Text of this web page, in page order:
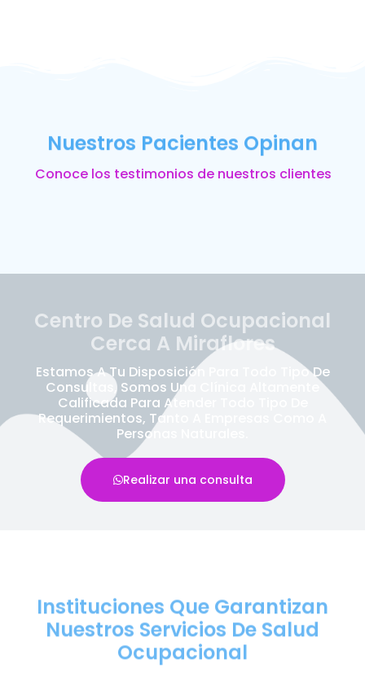
Nuestros Pacientes Opinan
Conoce los testimonios de nuestros clientes
Centro De Salud Ocupacional
Cerca A Miraflores
Estamos A Tu Disposición Para Todo Tipo De
Consultas, Somos Una Clínica Altamente
Calificada Para Atender Todo Tipo De
Requerimientos, Tanto A Empresas Como A
Personas Naturales.
Realizar una consulta
Instituciones Que Garantizan
Nuestros Servicios De Salud
Ocupacional